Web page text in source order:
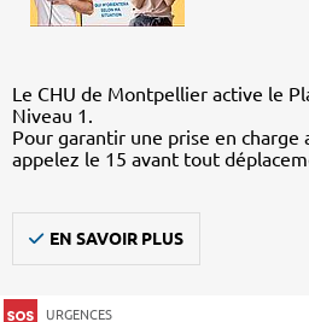
Le CHU de Montpellier active le
Niveau 1.
Pour garantir une prise en charge
appelez le 15 avant tout
EN SAVOIR PLUS
URGENCES